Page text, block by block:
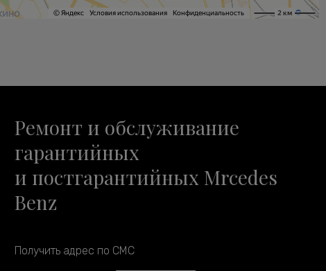
Ремонт и обслуживание
гарантийных
и постгарантийных Mrcedes
Benz
Получить адрес по СМС